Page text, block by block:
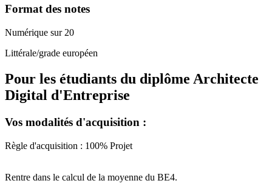
Format des notes
Numérique sur 20
Littérale/grade européen
Pour les étudiants du diplôme Architecte
Digital d'Entreprise
Vos modalités d'acquisition :
Règle d'acquisition : 100% Projet
Rentre dans le calcul de la moyenne du BE4.